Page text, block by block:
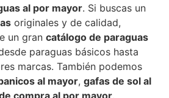
al por mayor. Si buscas un
originales y de calidad,
un gran catálogo de paraguas
paraguas básicos hasta
marcas. También podemos
al mayor, gafas de sol al